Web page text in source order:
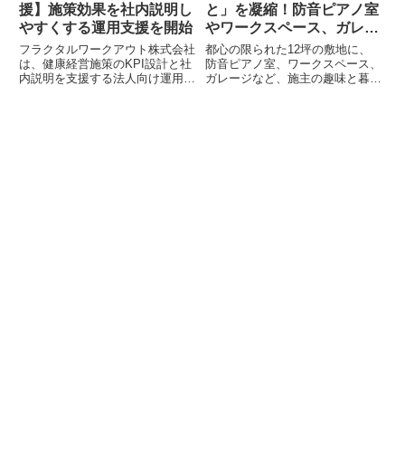
援】施策効果を社内説明し
やすくする運用支援を開始
フラクタルワークアウト株式会社
は、健康経営施策のKPI設計と社
内説明を支援する法人向け運用支
と」を凝縮！防音ピアノ室
やワークスペース、ガレー
ジを備えたコンパクトハウ
スが完成
都心の限られた12坪の敷地に、
防音ピアノ室、ワークスペース、
ガレージなど、施主の趣味と暮ら